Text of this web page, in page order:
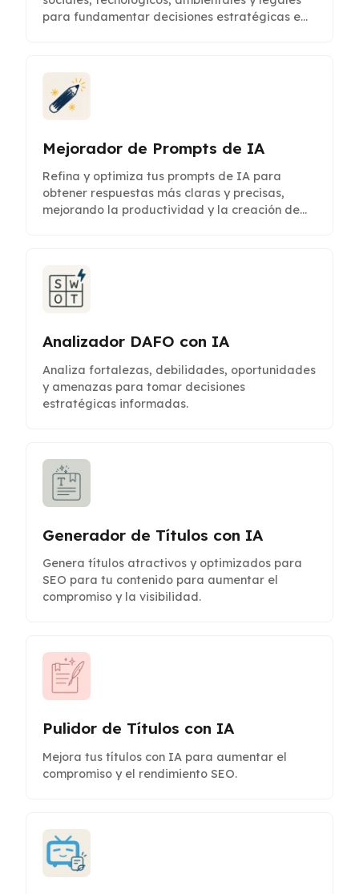
para fundamentar decisiones estratégicas e
Mejorador de Prompts de IA
Refina y optimiza tus prompts de IA para
obtener respuestas más claras y precisas,
mejorando la productividad y la creación de
Analizador DAFO con IA
Analiza fortalezas, debilidades, oportunidades
y amenazas para tomar decisiones
estratégicas informadas.
Generador de Títulos con IA
Genera títulos atractivos y optimizados para
SEO para tu contenido para aumentar el
compromiso y la visibilidad.
Pulidor de Títulos con IA
Mejora tus títulos con IA para aumentar el
compromiso y el rendimiento SEO.